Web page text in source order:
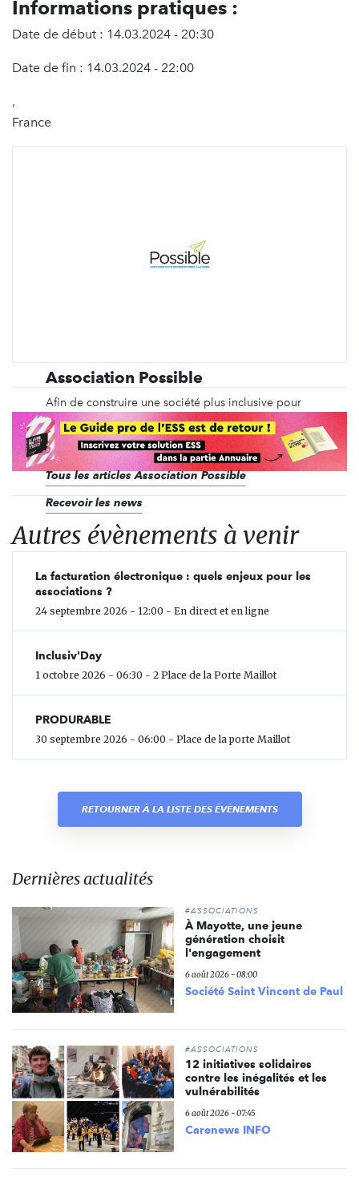
Informations pratiques :
Date de début : 14.03.2024 - 20:30
Date de fin : 14.03.2024 - 22:00
,
France
Association Possible
Afin de construire une société plus inclusive pour
les personnes condamnées, l'association Possible
agit depuis 2014 pour rendre l'univers pénal et
carcéral accessible aux citoyen·ne·s.
Tous les articles Association Possible
Recevoir les news
Autres évènements à venir
La facturation électronique : quels enjeux pour les
associations ?
24 septembre 2026 - 12:00 - En direct et en ligne
Inclusiv'Day
1 octobre 2026 - 06:30 - 2 Place de la Porte Maillot
PRODURABLE
30 septembre 2026 - 06:00 - Place de la porte Maillot
RETOURNER À LA LISTE DES ÉVÈNEMENTS
Dernières actualités
#ASSOCIATIONS
À Mayotte, une jeune
génération choisit
l'engagement
6 août 2026 - 08:00
Société Saint Vincent de Paul
#ASSOCIATIONS
12 initiatives solidaires
contre les inégalités et les
vulnérabilités
6 août 2026 - 07:45
Carenews INFO